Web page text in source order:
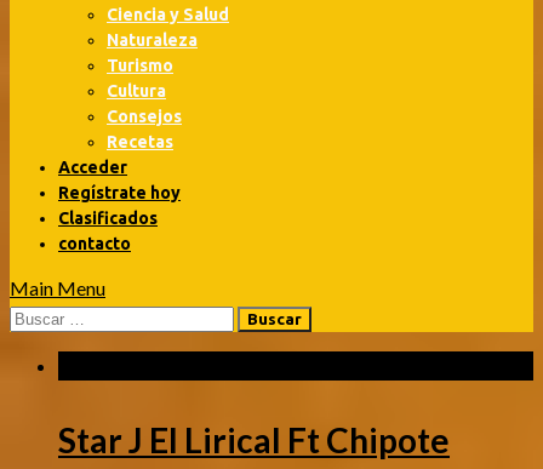
Ciencia y Salud
Naturaleza
Turismo
Cultura
Consejos
Recetas
Acceder
Regístrate hoy
Clasificados
contacto
Main Menu
Buscar:
Star J El Lirical Ft Chipote